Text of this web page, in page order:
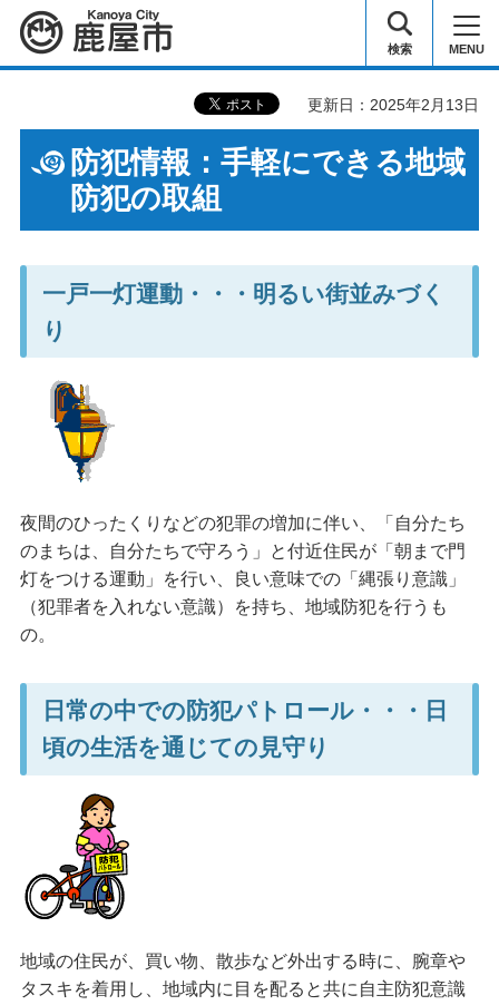
鹿屋市 検索 MENU
更新日：2025年2月13日
防犯情報：手軽にできる地域
防犯の取組
一戸一灯運動・・・明るい街並みづく
り
夜間のひったくりなどの犯罪の増加に伴い、「自分たち
のまちは、自分たちで守ろう」と付近住民が「朝まで門
灯をつける運動」を行い、良い意味での「縄張り意識」
（犯罪者を入れない意識）を持ち、地域防犯を行うも
の。
日常の中での防犯パトロール・・・日
頃の生活を通じての見守り
地域の住民が、買い物、散歩など外出する時に、腕章や
タスキを着用し、地域内に目を配ると共に自主防犯意識